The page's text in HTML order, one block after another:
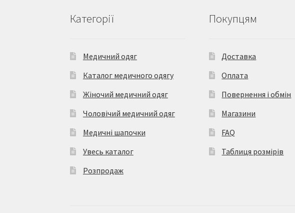
Категорії
Медичний одяг
Каталог медичного одягу
Жіночий медичний одяг
Чоловічий медичний одяг
Медичні шапочки
Увесь каталог
Розпродаж
Покупцям
Доставка
Оплата
Повернення і обмін
Магазини
FAQ
Таблиця розмірів